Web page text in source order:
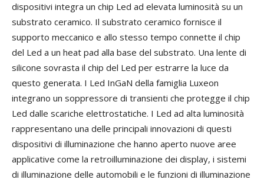
dispositivi integra un chip Led ad elevata luminosità su un
substrato ceramico. Il substrato ceramico fornisce il
supporto meccanico e allo stesso tempo connette il chip
del Led a un heat pad alla base del substrato. Una lente di
silicone sovrasta il chip del Led per estrarre la luce da
questo generata. I Led InGaN della famiglia Luxeon
integrano un soppressore di transienti che protegge il chip
Led dalle scariche elettrostatiche. I Led ad alta luminosità
rappresentano una delle principali innovazioni di questi
dispositivi di illuminazione che hanno aperto nuove aree
applicative come la retroilluminazione dei display, i sistemi
di illuminazione delle automobili e le funzioni di illuminazione